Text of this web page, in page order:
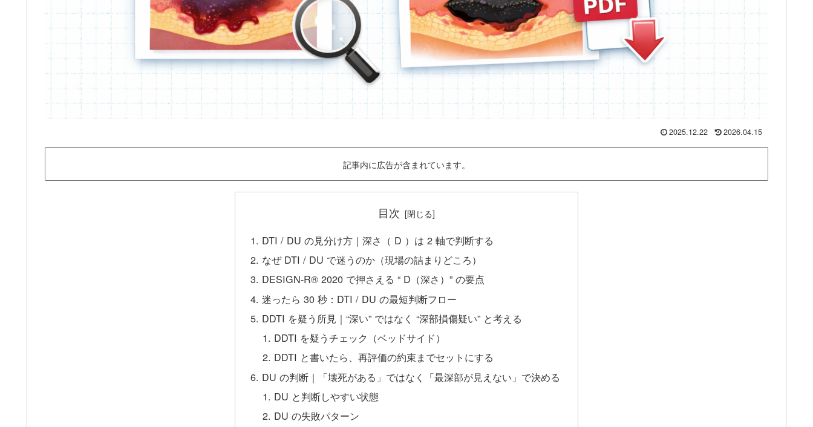
2025.12.22 2026.04.15
記事内に広告が含まれています。
目次
DTI / DU の見分け方｜深さ（ D ）は 2 軸で判断する
なぜ DTI / DU で迷うのか（現場の詰まりどころ）
DESIGN-R® 2020 で押さえる “ D（深さ）” の要点
迷ったら 30 秒：DTI / DU の最短判断フロー
DDTI を疑う所見｜“深い” ではなく “深部損傷疑い” と考える
DDTI を疑うチェック（ベッドサイド）
DDTI と書いたら、再評価の約束までセットにする
DU の判断｜「壊死がある」ではなく「最深部が見えない」で決める
DU と判断しやすい状態
DU の失敗パターン